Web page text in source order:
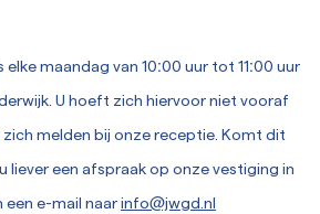
maandag van 10:00 uur tot 11:00 uur
U hoeft zich hiervoor niet vooraf
zich melden bij onze receptie. Komt dit
liever een afspraak op onze vestiging in
een e-mail naarinfo@jwgd.nl